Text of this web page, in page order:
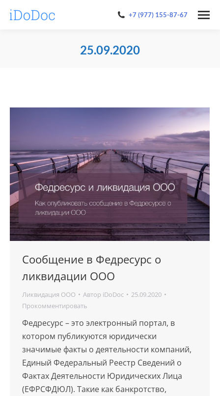
+7 (977) 155-87-67
25.09.2020
Сообщение в Федресурс о
ликвидации ООО
Ликвидация ООО Автор iDoDoc
25.09.2020
Прокомментировать
Федресурс – это электронный портал, в
котором публикуются юридически
значимые факты о деятельности компаний,
Единый Федеральный Реестр Сведений о
Фактах Деятельности Юридических Лица
(ЕФРСФДЮЛ). Такие как банкротство,